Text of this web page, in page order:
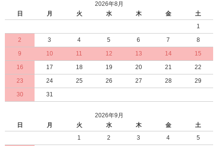
2026年8月
日
月 火 水 木 金
土
1
2
3 4 5 6 7
8
9
10 11 12 13 14
15
16
17 18 19 20 21
22
23
24 25 26 27 28
29
30
31
2026年9月
日
月 火 水 木 金
土
1
2 3 4
5